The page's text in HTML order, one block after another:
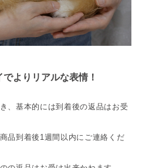
よりリアルな表情！
、基本的には到着後の返品はお受
品到着後1週間以内にご連絡くだ